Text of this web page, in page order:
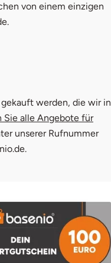
von einem einzigen
werden, die wir in
Sie alle Angebote für
unserer Rufnummer